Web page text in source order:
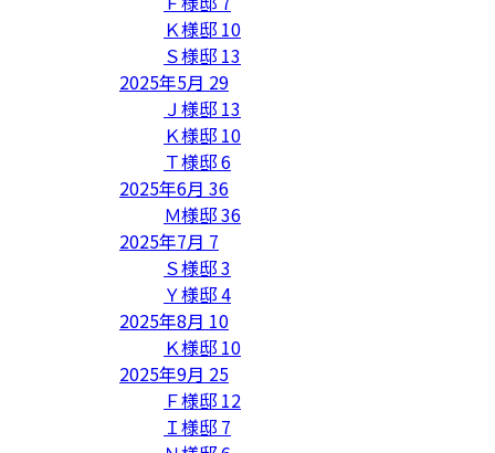
Ｋ様邸 10
Ｓ様邸 13
2025年5月 29
Ｊ様邸 13
Ｋ様邸 10
Ｔ様邸6
2025年6月 36
Ｍ様邸36
2025年7月 7
Ｓ様邸3
Ｙ様邸4
2025年8月 10
Ｋ様邸 10
2025年9月 25
Ｆ様邸 12
Ｉ様邸 7